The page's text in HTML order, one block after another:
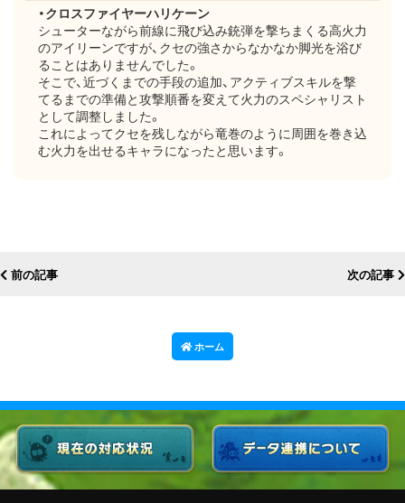
・クロスファイヤーハリケーン
シューターながら前線に飛び込み銃弾を撃ちまくる高火力
のアイリーンですが、クセの強さからなかなか脚光を浴び
ることはありませんでした。
そこで、近づくまでの手段の追加、アクティブスキルを撃
てるまでの準備と攻撃順番を変えて火力のスペシャリスト
として調整しました。
これによってクセを残しながら竜巻のように周囲を巻き込
む火力を出せるキャラになったと思います。
前の記事 次の記事
ホーム